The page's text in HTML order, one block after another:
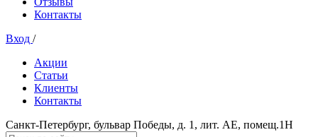
Контакты
Вход /
Акции
Статьи
Клиенты
Контакты
Санкт-Петербург, бульвар Победы, д. 1, лит. АЕ, помещ.1Н